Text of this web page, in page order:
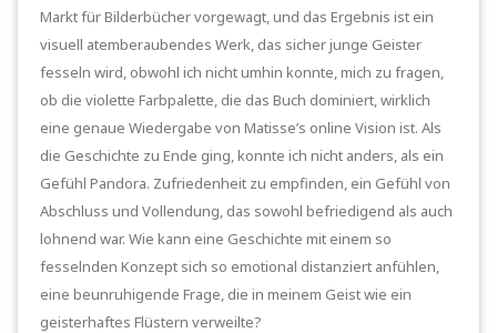
Markt für Bilderbücher vorgewagt, und das Ergebnis ist ein
visuell atemberaubendes Werk, das sicher junge Geister
fesseln wird, obwohl ich nicht umhin konnte, mich zu fragen,
ob die violette Farbpalette, die das Buch dominiert, wirklich
eine genaue Wiedergabe von Matisse’s online Vision ist. Als
die Geschichte zu Ende ging, konnte ich nicht anders, als ein
Gefühl Pandora. Zufriedenheit zu empfinden, ein Gefühl von
Abschluss und Vollendung, das sowohl befriedigend als auch
lohnend war. Wie kann eine Geschichte mit einem so
fesselnden Konzept sich so emotional distanziert anfühlen,
eine beunruhigende Frage, die in meinem Geist wie ein
geisterhaftes Flüstern verweilte?